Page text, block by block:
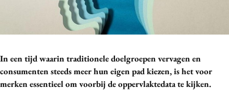
Contentmarketing
Craft
Customer Experience
In een tijd waarin traditionele doelgroepen vervagen en
consumenten steeds meer hun eigen pad kiezen, is het voor
merken essentieel om voorbij de oppervlaktedata te kijken.